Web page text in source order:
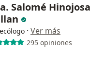
Salomé Hinojosa
· Ver más
295 opiniones